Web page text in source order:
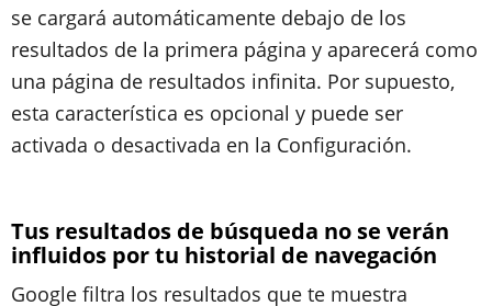
se cargará automáticamente debajo de los
resultados de la primera página y aparecerá como
una página de resultados infinita. Por supuesto,
esta característica es opcional y puede ser
activada o desactivada en la Configuración.
Tus resultados de búsqueda no se verán
influidos por tu historial de navegación
Google filtra los resultados que te muestra